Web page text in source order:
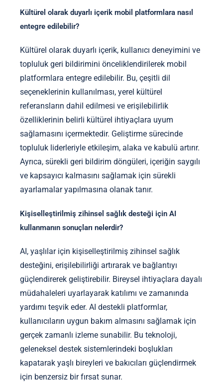
Kültürel olarak duyarlı içerik mobil platformlara nasıl
entegre edilebilir?
Kültürel olarak duyarlı içerik, kullanıcı deneyimini ve
topluluk geri bildirimini önceliklendirilerek mobil
platformlara entegre edilebilir. Bu, çeşitli dil
seçeneklerinin kullanılması, yerel kültürel
referansların dahil edilmesi ve erişilebilirlik
özelliklerinin belirli kültürel ihtiyaçlara uyum
sağlamasını içermektedir. Geliştirme sürecinde
topluluk liderleriyle etkileşim, alaka ve kabulü artırır.
Ayrıca, sürekli geri bildirim döngüleri, içeriğin saygılı
ve kapsayıcı kalmasını sağlamak için sürekli
ayarlamalar yapılmasına olanak tanır.
Kişiselleştirilmiş zihinsel sağlık desteği için AI
kullanmanın sonuçları nelerdir?
AI, yaşlılar için kişiselleştirilmiş zihinsel sağlık
desteğini, erişilebilirliği artırarak ve bağlantıyı
güçlendirerek geliştirebilir. Bireysel ihtiyaçlara dayalı
müdahaleleri uyarlayarak katılımı ve zamanında
yardımı teşvik eder. AI destekli platformlar,
kullanıcıların uygun bakım almasını sağlamak için
gerçek zamanlı izleme sunabilir. Bu teknoloji,
geleneksel destek sistemlerindeki boşlukları
kapatarak yaşlı bireyleri ve bakıcıları güçlendirmek
için benzersiz bir fırsat sunar.